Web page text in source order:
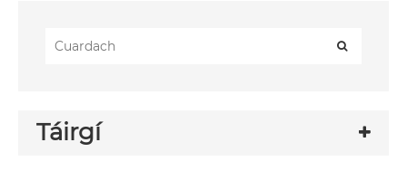
Táirgí